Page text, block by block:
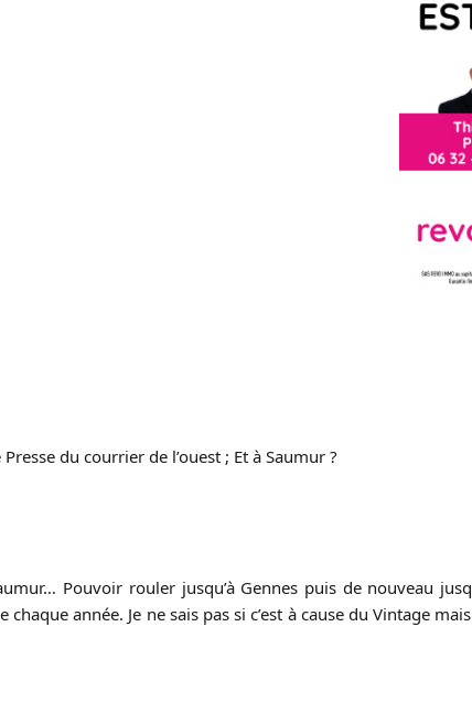
du courrier de l’ouest ; Et à Saumur ?
Pouvoir rouler jusqu’à Gennes puis de nouveau
année. Je ne sais pas si c’est à cause du Vintage